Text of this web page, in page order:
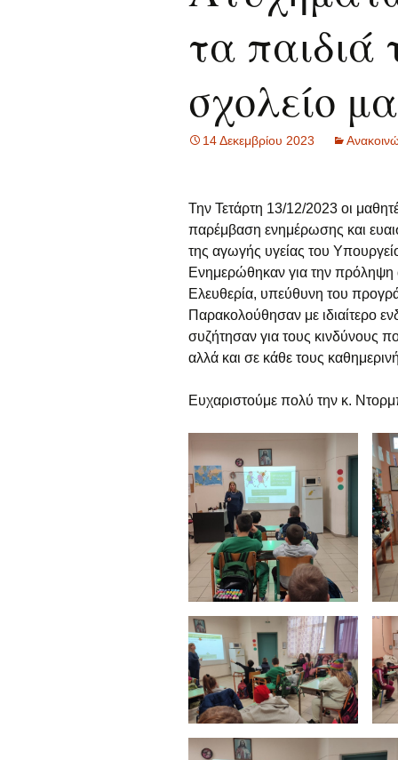
τα παιδιά
σχολείο
14 Δεκεμβρίου 2023
Την Τετάρτη 13/12/2023 οι
παρέμβαση ενημέρωσης και
της αγωγής υγείας του
Ενημερώθηκαν για την
Ελευθερία, υπεύθυνη του
Παρακολούθησαν με ιδιαίτερο
συζήτησαν για τους κινδύνους
αλλά και σε κάθε τους
Ευχαριστούμε πολύ την κ.